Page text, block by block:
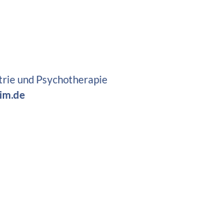
und Psychotherapie